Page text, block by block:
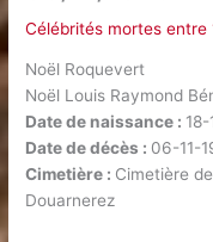
Célébrités mortes entre
Noël Roquevert
Noël Louis Raymond
Date de naissance :
Date de décès : 06-11-
Cimetière : Cimetière
Douarnerez